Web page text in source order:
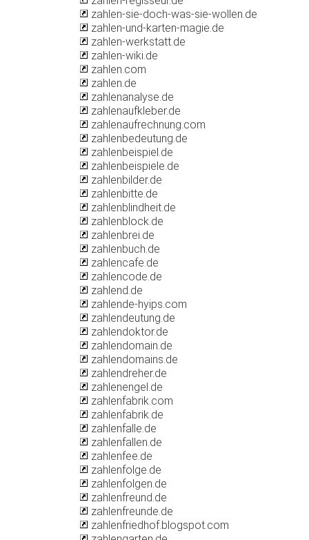
zahlen-sie-doch-was-sie-wollen.de
zahlen-und-karten-magie.de
zahlen-werkstatt.de
zahlen-wiki.de
zahlen.com
zahlen.de
zahlenanalyse.de
zahlenaufkleber.de
zahlenaufrechnung.com
zahlenbedeutung.de
zahlenbeispiel.de
zahlenbeispiele.de
zahlenbilder.de
zahlenbitte.de
zahlenblindheit.de
zahlenblock.de
zahlenbrei.de
zahlenbuch.de
zahlencafe.de
zahlencode.de
zahlend.de
zahlende-hyips.com
zahlendeutung.de
zahlendoktor.de
zahlendomain.de
zahlendomains.de
zahlendreher.de
zahlenengel.de
zahlenfabrik.com
zahlenfabrik.de
zahlenfalle.de
zahlenfallen.de
zahlenfee.de
zahlenfolge.de
zahlenfolgen.de
zahlenfreund.de
zahlenfreunde.de
zahlenfriedhof.blogspot.com